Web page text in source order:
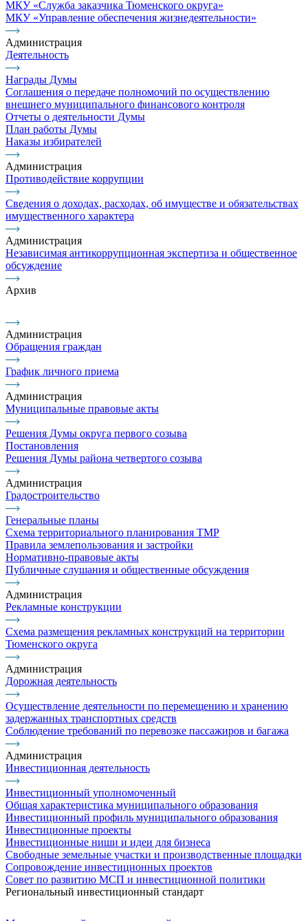
МКУ «Служба заказчика Тюменского округа»
МКУ «Управление обеспечения жизнедеятельности»
Администрация
Деятельность
Награды Думы
Соглашения о передаче полномочий по осуществлению
внешнего муниципального финансового контроля
Отчеты о деятельности Думы
План работы Думы
Наказы избирателей
Администрация
Противодействие коррупции
Сведения о доходах, расходах, об имуществе и обязательствах
имущественного характера
Администрация
Независимая антикоррупционная экспертиза и общественное
обсуждение
Архив
Администрация
Обращения граждан
График личного приема
Администрация
Муниципальные правовые акты
Решения Думы округа первого созыва
Постановления
Решения Думы района четвертого созыва
Администрация
Градостроительство
Генеральные планы
Схема территориального планирования ТМР
Правила землепользования и застройки
Нормативно-правовые акты
Публичные слушания и общественные обсуждения
Администрация
Рекламные конструкции
Схема размещения рекламных конструкций на территории
Тюменского округа
Администрация
Дорожная деятельность
Осуществление деятельности по перемещению и хранению
задержанных транспортных средств
Соблюдение требований по перевозке пассажиров и багажа
Администрация
Инвестиционная деятельность
Инвестиционный уполномоченный
Общая характеристика муниципального образования
Инвестиционный профиль муниципального образования
Инвестиционные проекты
Инвестиционные ниши и идеи для бизнеса
Свободные земельные участки и производственные площадки
Сопровождение инвестиционных проектов
Совет по развитию МСП и инвестиционной политики
Региональный инвестиционный стандарт